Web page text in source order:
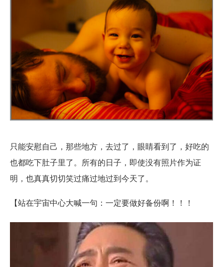
只能安慰自己，那些地方，去过了，眼睛看到了，好吃的
也都吃下肚子里了。所有的日子，即使没有照片作为证
明，也真真切切笑过痛过地过到今天了。
【站在宇宙中心大喊一句：一定要做好备份啊！！！